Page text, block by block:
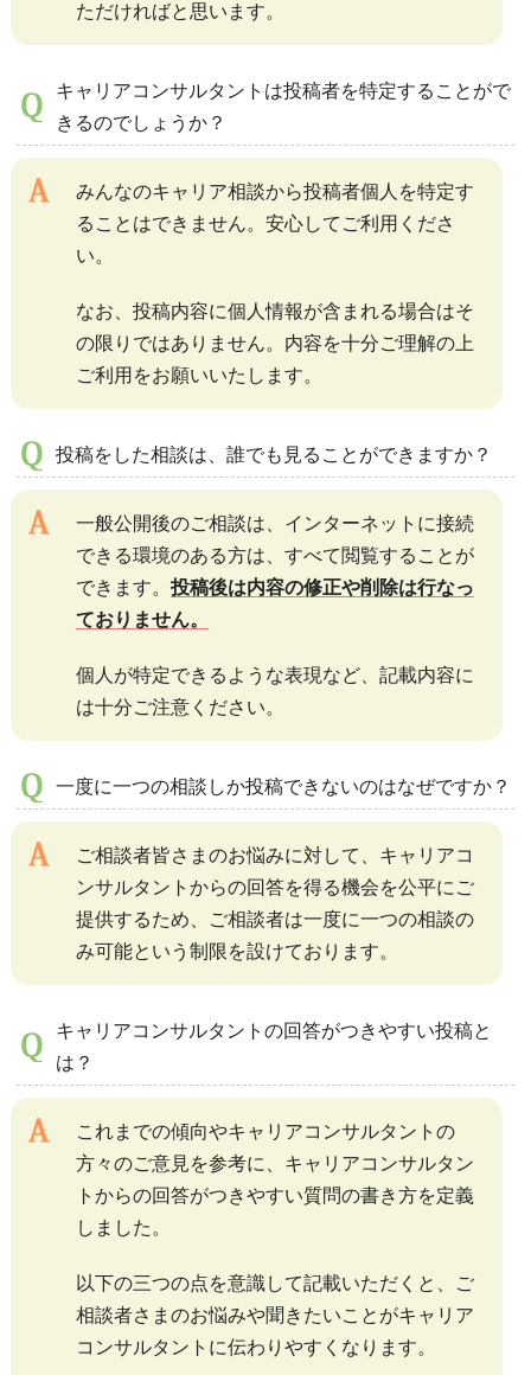
ただければと思います。
キャリアコンサルタントは投稿者を特定することがで
きるのでしょうか？
みんなのキャリア相談から投稿者個人を特定す
ることはできません。安心してご利用くださ
い。
なお、投稿内容に個人情報が含まれる場合はそ
の限りではありません。内容を十分ご理解の上
ご利用をお願いいたします。
投稿をした相談は、誰でも見ることができますか？
一般公開後のご相談は、インターネットに接続
できる環境のある方は、すべて閲覧することが
できます。投稿後は内容の修正や削除は行なっ
ておりません。
個人が特定できるような表現など、記載内容に
は十分ご注意ください。
一度に一つの相談しか投稿できないのはなぜですか？
ご相談者皆さまのお悩みに対して、キャリアコ
ンサルタントからの回答を得る機会を公平にご
提供するため、ご相談者は一度に一つの相談の
み可能という制限を設けております。
キャリアコンサルタントの回答がつきやすい投稿と
は？
これまでの傾向やキャリアコンサルタントの
方々のご意見を参考に、キャリアコンサルタン
トからの回答がつきやすい質問の書き方を定義
しました。
以下の三つの点を意識して記載いただくと、ご
相談者さまのお悩みや聞きたいことがキャリア
コンサルタントに伝わりやすくなります。